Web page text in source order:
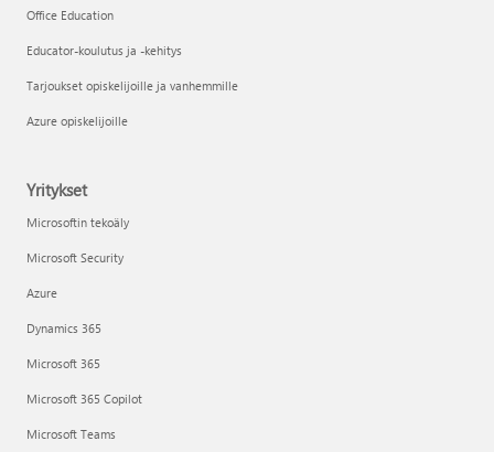
Office Education
Educator-koulutus ja -kehitys
Tarjoukset opiskelijoille ja vanhemmille
Azure opiskelijoille
Yritykset
Microsoftin tekoäly
Microsoft Security
Azure
Dynamics 365
Microsoft 365
Microsoft 365 Copilot
Microsoft Teams